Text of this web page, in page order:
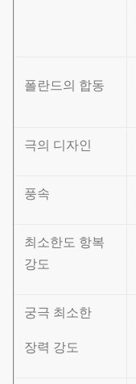
폴란드의 합동
극의 디자인
풍속
최소한도 항복
강도
궁극 최소한
장력 강도